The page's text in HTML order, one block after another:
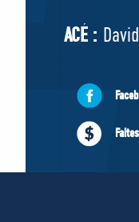
ACÉ
ACÉ :